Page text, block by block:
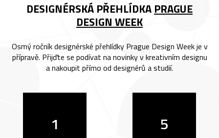
DESIGNÉRSKÁ PŘEHLÍDKA PRAGUE
DESIGN WEEK
Osmý ročník designérské přehlídky Prague Design Week je v
přípravě. Přijďte se podívat na novinky v kreativním designu
a nakoupit přímo od designérů a studií.
1 5